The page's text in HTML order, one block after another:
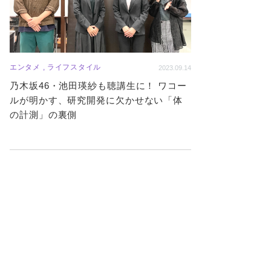
エンタメ , ライフスタイル 2023.09.14
乃木坂46・池田瑛紗も聴講生に！ ワコー
ルが明かす、研究開発に欠かせない「体
の計測」の裏側